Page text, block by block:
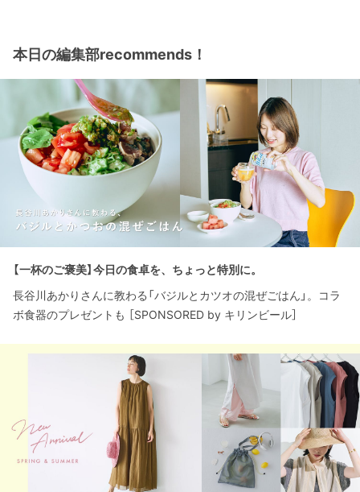
本日の編集部recommends！
【一杯のご褒美】今日の食卓を、ちょっと特別に。
長谷川あかりさんに教わる「バジルとカツオの混ぜごはん」。コラ
ボ食器のプレゼントも ［SPONSORED by キリンビール］